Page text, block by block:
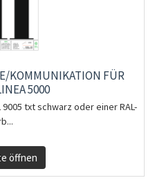
KOMMUNIKATION FÜR
5000
txt schwarz oder einer RAL-
öffnen